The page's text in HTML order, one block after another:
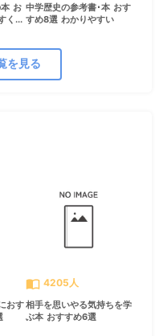
お
く...
中学歴史の参考書･本 おす
すめ8選 わかりやすい
を見る
おす
import_contacts 4205人
相手を思いやる気持ちを学
ぶ本 おすすめ6選